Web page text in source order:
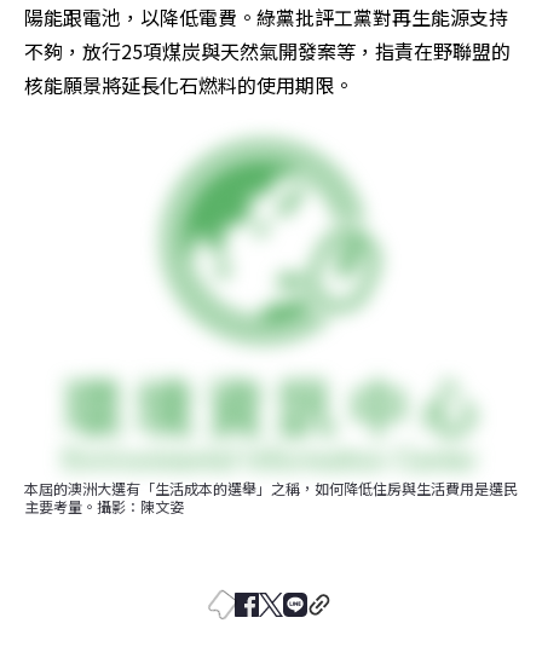
陽能跟電池，以降低電費。綠黨批評工黨對再生能源支持
不夠，放行25項煤炭與天然氣開發案等，指責在野聯盟的
核能願景將延長化石燃料的使用期限。
本屆的澳洲大選有「生活成本的選舉」之稱，如何降低住房與生活費用是選民
主要考量。攝影：陳文姿